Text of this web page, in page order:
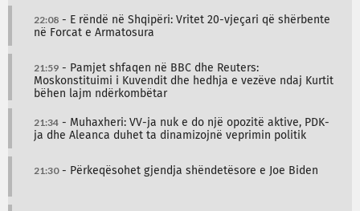
22:08 - E rëndë në Shqipëri: Vritet 20-vjeçari që shërbente
në Forcat e Armatosura
21:59 - Pamjet shfaqen në BBC dhe Reuters:
Moskonstituimi i Kuvendit dhe hedhja e vezëve ndaj Kurtit
bëhen lajm ndërkombëtar
21:34 - Muhaxheri: VV-ja nuk e do një opozitë aktive, PDK-
ja dhe Aleanca duhet ta dinamizojnë veprimin politik
21:30- Përkeqësohet gjendja shëndetësore e Joe Biden